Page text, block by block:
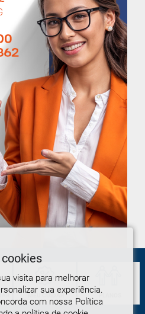
visita para melhorar
sua experiência.
com nossa Política